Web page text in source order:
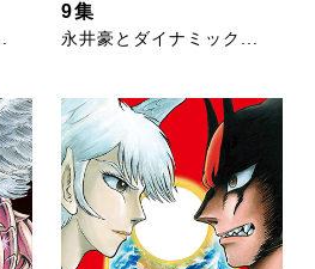
9集
永井豪とダイナミック...